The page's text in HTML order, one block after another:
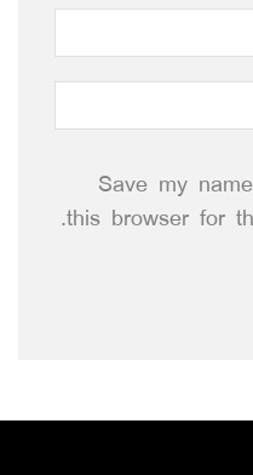
Save my
this browser for